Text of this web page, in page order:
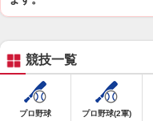
競技一覧
プロ野球 プロ野球(2軍)